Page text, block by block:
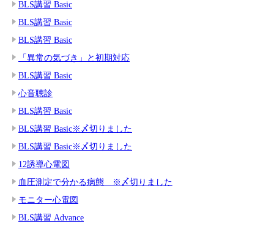
BLS講習 Basic
BLS講習 Basic
BLS講習 Basic
「異常の気づき」と初期対応
BLS講習 Basic
心音聴診
BLS講習 Basic
BLS講習 Basic※〆切りました
BLS講習 Basic※〆切りました
12誘導心電図
血圧測定で分かる病態 ※〆切りました
モニター心電図
BLS講習 Advance